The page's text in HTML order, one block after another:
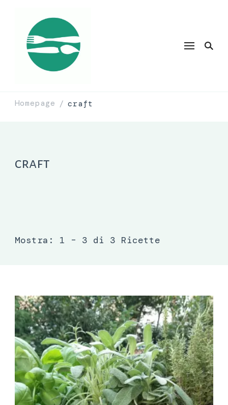
Homepage / craft
craft
Mostra: 1 – 3 di 3 Ricette